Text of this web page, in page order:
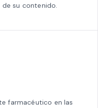
su contenido.
farmacéutico en las